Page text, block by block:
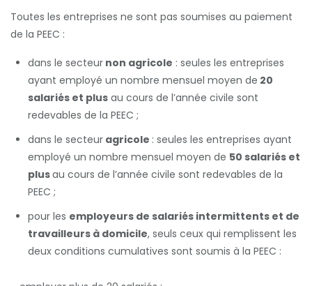
Toutes les entreprises ne sont pas soumises au paiement
de la PEEC :
dans le secteur non agricole : seules les entreprises
ayant employé un nombre mensuel moyen de 20
salariés et plus au cours de l’année civile sont
redevables de la PEEC ;
dans le secteur agricole : seules les entreprises ayant
employé un nombre mensuel moyen de 50 salariés et
plusau cours de l’année civile sont redevables de la
PEEC ;
pour les employeurs de salariés intermittents et de
travailleurs à domicile, seuls ceux qui remplissent les
deux conditions cumulatives sont soumis à la PEEC :